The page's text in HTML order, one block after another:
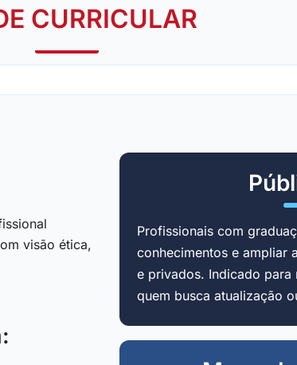
CURRICULAR
visão ética,
Profissionais com
conhecimentos e ampliar
e privados. Indicado
quem busca atualização